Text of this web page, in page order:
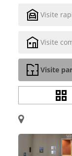
Visite
Visite
Visite